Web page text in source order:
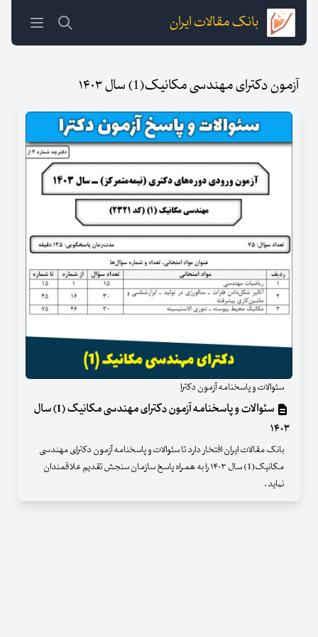
بانک مقالات ایران
آزمون دکترای مهندسی مکانیک(1) سال ۱۴۰۳
سئوالات و پاسخنامه آزمون دکترا
سئوالات و پاسخنامه آزمون دکترای مهندسی مکانیک (1) سال
۱۴۰۳
بانک مقالات ایران افتخار دارد تا سئوالات و پاسخنامه آزمون دکترای مهندسی
مکانیک(1) سال ۱۴۰۳ را به همراه پاسخ سازمان سنجش تقدیم علاقمندان
نماید .